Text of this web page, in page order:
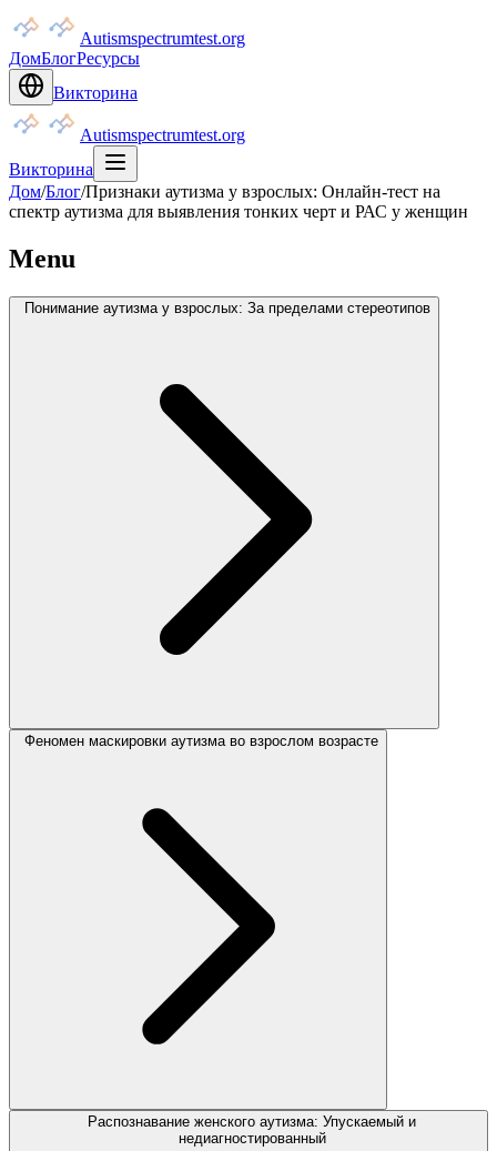
Autismspectrumtest.org
ДомБлогРесурсы
Викторина
Autismspectrumtest.org
Викторина
Дом/Блог/Признаки аутизма у взрослых: Онлайн-тест на
спектр аутизма для выявления тонких черт и РАС у женщин
Menu
Понимание аутизма у взрослых: За пределами стереотипов
Феномен маскировки аутизма во взрослом возрасте
Распознавание женского аутизма: Упускаемый и
недиагностированный